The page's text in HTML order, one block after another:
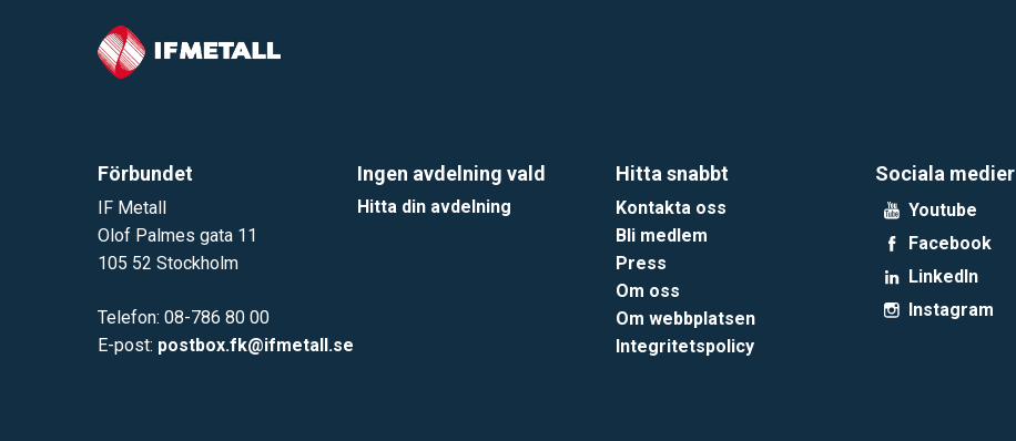
Förbundet
IF Metall
Olof Palmes gata 11
105 52 Stockholm
Telefon: 08-786 80 00
E-post: postbox.fk@ifmetall.se
Ingen avdelning vald
Hitta din avdelning
Hitta snabbt
Kontakta oss
Bli medlem
Press
Om oss
Om webbplatsen
Integritetspolicy
Sociala medier
Youtube
Facebook
LinkedIn
Instagram